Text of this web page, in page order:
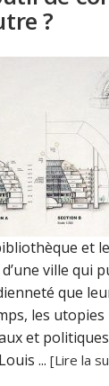
?
et
ville qui
que
les
et
...[Lire la